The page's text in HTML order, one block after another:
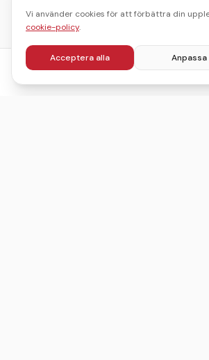
fr.1195kr/pers
Vi använder cookies för att förbättra din
cookie-policy.
Acceptera alla Anpassa